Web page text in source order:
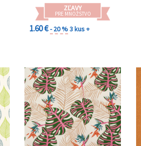
ZĽAVY
PRE MNOŽSTVO
1.60 €- 20 %3 kus +